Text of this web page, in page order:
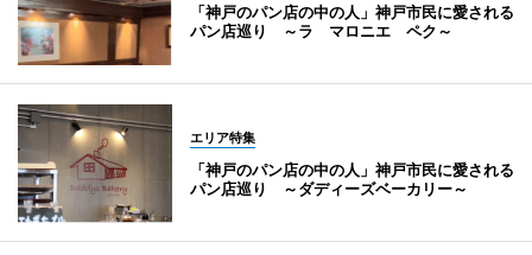
「神戸のパン店の中の人」神戸市民に愛される
パン店巡り ～ラ マロニエ ペク～
エリア特集
「神戸のパン店の中の人」神戸市民に愛される
パン店巡り ～ダディーズベーカリー～